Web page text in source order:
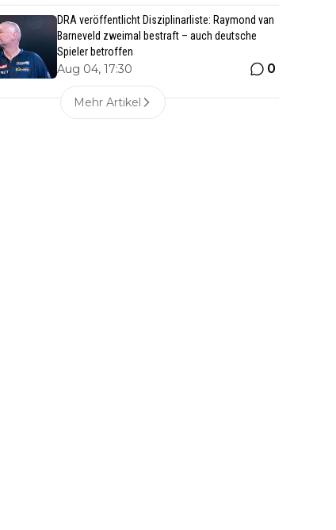
DRA veröffentlicht Disziplinarliste: Raymond van
Barneveld zweimal bestraft – auch deutsche
Spieler betroffen
Aug 04, 17:30 0
Mehr Artikel